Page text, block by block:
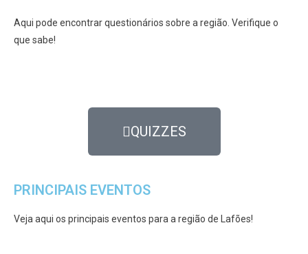
Aqui pode encontrar questionários sobre a região. Verifique o
que sabe!
QUIZZES
PRINCIPAIS EVENTOS
Veja aqui os principais eventos para a região de Lafões!